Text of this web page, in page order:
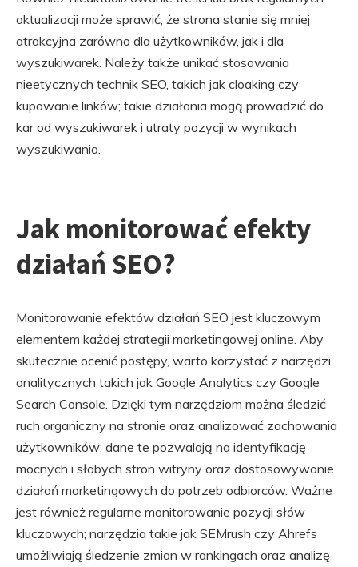
aktualizacji może sprawić, że strona stanie się mniej
atrakcyjna zarówno dla użytkowników, jak i dla
wyszukiwarek. Należy także unikać stosowania
nieetycznych technik SEO, takich jak cloaking czy
kupowanie linków; takie działania mogą prowadzić do
kar od wyszukiwarek i utraty pozycji w wynikach
wyszukiwania.
Jak monitorować efekty
działań SEO?
Monitorowanie efektów działań SEO jest kluczowym
elementem każdej strategii marketingowej online. Aby
skutecznie ocenić postępy, warto korzystać z narzędzi
analitycznych takich jak Google Analytics czy Google
Search Console. Dzięki tym narzędziom można śledzić
ruch organiczny na stronie oraz analizować zachowania
użytkowników; dane te pozwalają na identyfikację
mocnych i słabych stron witryny oraz dostosowywanie
działań marketingowych do potrzeb odbiorców. Ważne
jest również regularne monitorowanie pozycji słów
kluczowych; narzędzia takie jak SEMrush czy Ahrefs
umożliwiają śledzenie zmian w rankingach oraz analizę